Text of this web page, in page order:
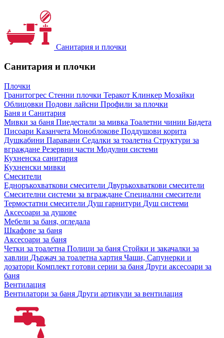
Санитария и плочки
Санитария и плочки
Плочки
Гранитогрес Стенни плочки Теракот Клинкер Мозайки
Облицовки Подови лайсни Профили за плочки
Баня и Санитария
Мивки за баня Пиедестали за мивка Тоалетни чинии Бидета
Писоари Казанчета Моноблокове Поддушови корита
Душкабини Паравани Седалки за тоалетна Структури за
вграждане Резервни части Модулни системи
Кухненска санитария
Кухненски мивки
Смесители
Едноръкохваткови смесители Двуръкохваткови смесители
Смесителни системи за вграждане Специални смесители
Термостатни смесители Душ гарнитури Душ системи
Аксесоари за душове
Мебели за баня, огледала
Шкафове за баня
Аксесоари за баня
Четки за тоалетна Полици за баня Стойки и закачалки за
хавлии Държач за тоалетна хартия Чаши, Сапунерки и
дозатори Комплект готови серии за баня Други аксесоари за
баня
Вентилация
Вентилатори за баня Други артикули за вентилация